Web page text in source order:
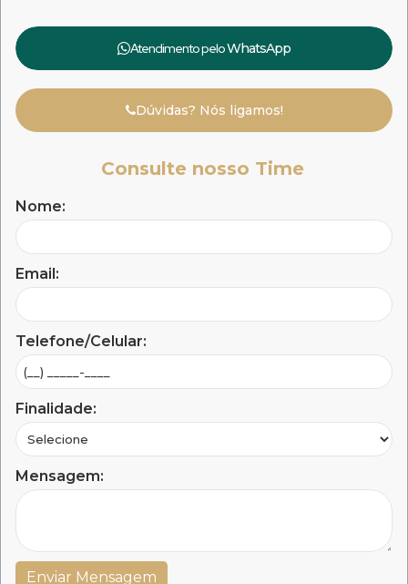
Atendimento peloWhatsApp
Dúvidas? Nós ligamos!
Consulte nosso Time
Nome:
Email:
Telefone/Celular:
Finalidade:
Mensagem: